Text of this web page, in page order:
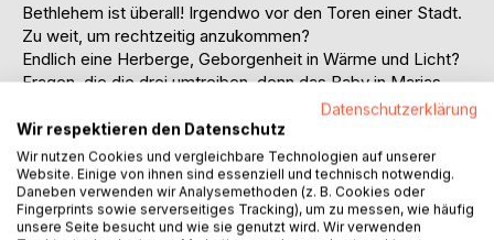
Bethlehem ist überall! Irgendwo vor den Toren einer Stadt.
Zu weit, um rechtzeitig anzukommen?
Endlich eine Herberge, Geborgenheit in Wärme und Licht?
Fragen, die die drei umtreiben, denn das Baby in Marias
Bauch ist alles andere als geduldig - und Josef schwer
nervös.
Theo, der Esel, spürt die angstvolle Hilflosigkeit der beiden
Menschen. Und dann das:
Die Stadt ist überfüllt, das Chaos ist unvorstellbar. Soll das
Kind auf freiem Feld geboren werden?
Datenschutzerklärung
Wir respektieren den Datenschutz
Wir nutzen Cookies und vergleichbare Technologien auf unserer
Website. Einige von ihnen sind essenziell und technisch notwendig.
Daneben verwenden wir Analysemethoden (z. B. Cookies oder
Fingerprints sowie serverseitiges Tracking), um zu messen, wie häufig
unsere Seite besucht und wie sie genutzt wird. Wir verwenden